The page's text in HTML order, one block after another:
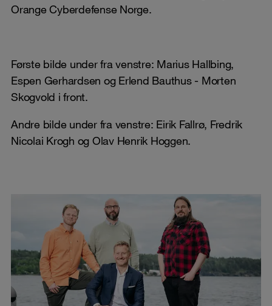
Orange Cyberdefense Norge.
Første bilde under fra venstre: Marius Hallbing,
Espen Gerhardsen og Erlend Bauthus - Morten
Skogvold i front.
Andre bilde under fra venstre: Eirik Fallrø, Fredrik
Nicolai Krogh og Olav Henrik Hoggen.